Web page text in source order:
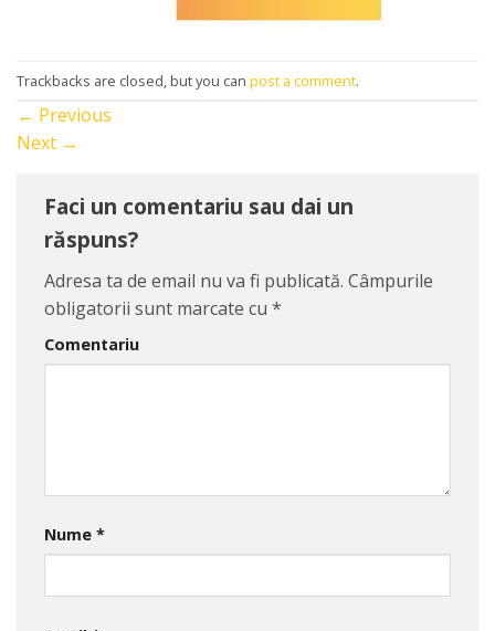
Trackbacks are closed, but you can post a comment.
← Previous
Next →
Faci un comentariu sau dai un
răspuns?
Adresa ta de email nu va fi publicată. Câmpurile
obligatorii sunt marcate cu *
Comentariu
Nume *